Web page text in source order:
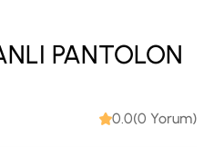
PANTOLON
0.0(0 Yorum)